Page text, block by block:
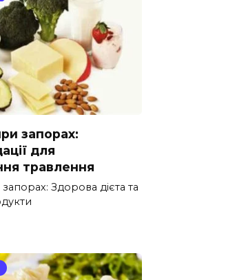
запорах:
для
травлення
Здорова дієта та